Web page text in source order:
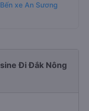
xe An Sương
Đi Đắk Nông